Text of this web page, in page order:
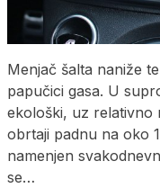
Menjač šalta naniže
papučici gasa. U
ekološki, uz relativno
obrtaji padnu na oko
namenjen
se…